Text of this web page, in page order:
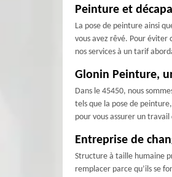
Peinture et
La pose de peinture ainsi
vous avez rêvé. Pour éviter
nos services à un tarif
Glonin Peinture,
Dans le 45450, nous
tels que la pose de
pour vous assurer un
Entreprise de
Structure à taille humaine
remplacer parce qu’ils se